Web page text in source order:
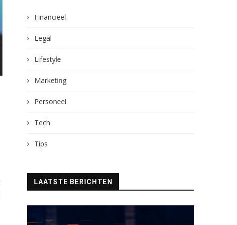
Financieel
Legal
Lifestyle
Marketing
Personeel
Tech
Tips
LAATSTE BERICHTEN